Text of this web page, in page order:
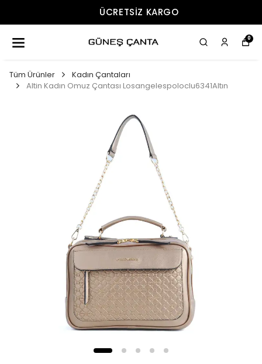
ÜCRETSIZ KARGO
0
Tüm Ürünler
Kadın Çantaları
Altin Kadın Omuz Çantası Losangelespoloclu6341Altın